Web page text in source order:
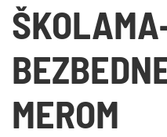
MEROM